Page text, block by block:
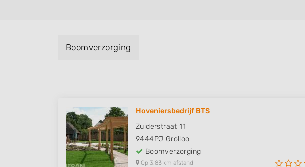
Boomverzorging
Hoveniersbedrijf BTS
Zuiderstraat 11
9444PJ Grolloo
Boomverzorging
Op 3,83 km afstand